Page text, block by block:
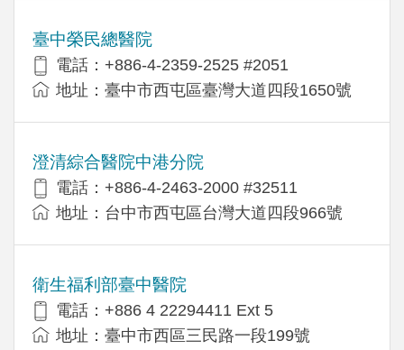
臺中榮民總醫院
電話：+886-4-2359-2525 #2051
地址：臺中市西屯區臺灣大道四段1650號
澄清綜合醫院中港分院
電話：+886-4-2463-2000 #32511
地址：台中市西屯區台灣大道四段966號
衛生福利部臺中醫院
電話：+886 4 22294411 Ext 5
地址：臺中市西區三民路一段199號